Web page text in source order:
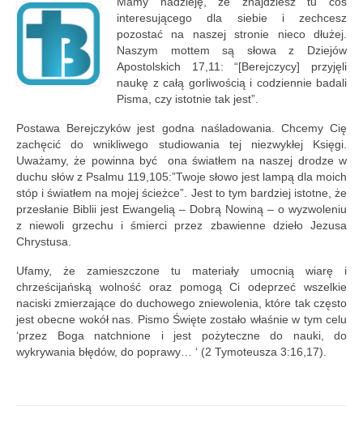
Nowości w serwisie
Kontakt
interesującego dla siebie i zechcesz
pozostać na naszej stronie nieco dłużej.
Naszym mottem są słowa z Dziejów
Apostolskich 17,11: “[Berejczycy] przyjęli
naukę z całą gorliwością i codziennie badali
Pisma, czy istotnie tak jest”.
Postawa Berejczyków jest godna naśladowania. Chcemy Cię
zachęcić do wnikliwego studiowania tej niezwykłej Księgi.
Uważamy, że powinna być ona światłem na naszej drodze w
duchu słów z Psalmu 119,105:”Twoje słowo jest lampą dla moich
stóp i światłem na mojej ścieżce”. Jest to tym bardziej istotne, że
przesłanie Biblii jest Ewangelią – Dobrą Nowiną – o wyzwoleniu
z niewoli grzechu i śmierci przez zbawienne dzieło Jezusa
Chrystusa.
Ufamy, że zamieszczone tu materiały umocnią wiarę i
chrześcijańską wolność oraz pomogą Ci odeprzeć wszelkie
naciski zmierzające do duchowego zniewolenia, które tak często
jest obecne wokół nas. Pismo Święte zostało właśnie w tym celu
‘przez Boga natchnione i jest pożyteczne do nauki, do
wykrywania błędów, do poprawy… ‘ (2 Tymoteusza 3:16,17).